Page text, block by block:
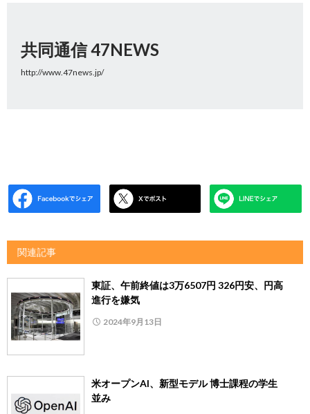
共同通信 47NEWS
http://www.47news.jp/
関連記事
東証、午前終値は3万6507円 326円安、円高
進行を嫌気
2024年9月13日
米オープンAI、新型モデル 博士課程の学生
並み